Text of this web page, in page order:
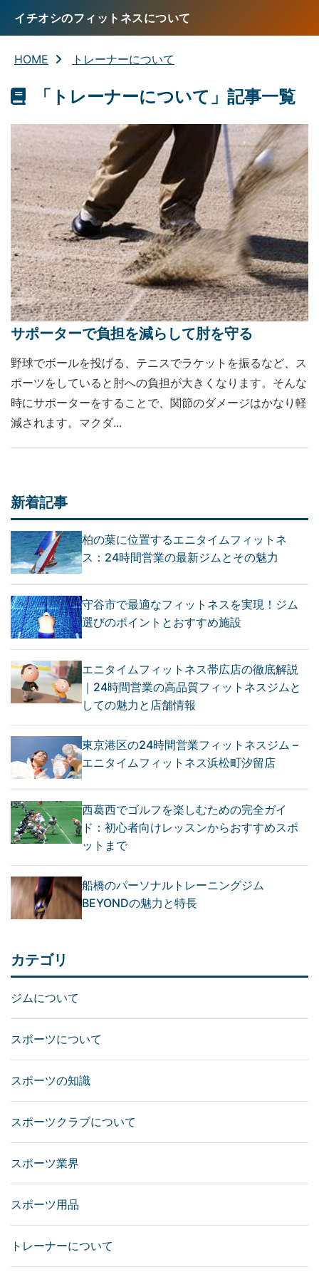
イチオシのフィットネスについて
HOME トレーナーについて
「トレーナーについて」記事一覧
サポーターで負担を減らして肘を守る
野球でボールを投げる、テニスでラケットを振るなど、ス
ポーツをしていると肘への負担が大きくなります。そんな
時にサポーターをすることで、関節のダメージはかなり軽
減されます。マクダ...
新着記事
柏の葉に位置するエニタイムフィットネ
ス：24時間営業の最新ジムとその魅力
守谷市で最適なフィットネスを実現！ジム
選びのポイントとおすすめ施設
エニタイムフィットネス帯広店の徹底解説
｜24時間営業の高品質フィットネスジムと
しての魅力と店舗情報
東京港区の24時間営業フィットネスジム –
エニタイムフィットネス浜松町汐留店
西葛西でゴルフを楽しむための完全ガイ
ド：初心者向けレッスンからおすすめスポ
ットまで
船橋のパーソナルトレーニングジム
BEYONDの魅力と特長
カテゴリ
ジムについて
スポーツについて
スポーツの知識
スポーツクラブについて
スポーツ業界
スポーツ用品
トレーナーについて